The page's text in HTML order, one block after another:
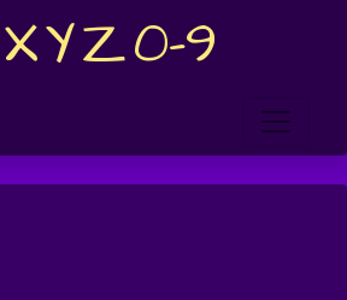
XYZ0-9